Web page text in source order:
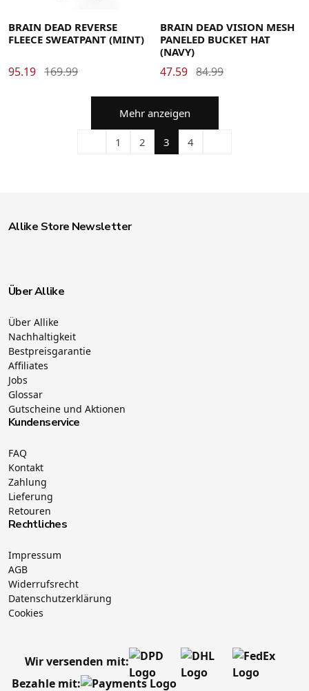
BRAIN DEAD REVERSE
FLEECE SWEATPANT (MINT)
95.19 169.99
BRAIN DEAD VISION MESH
PANELED BUCKET HAT
(NAVY)
47.59 84.99
Mehr anzeigen
1 2 3 4
Allike Store Newsletter
Über Allike
Über Allike
Nachhaltigkeit
Bestpreisgarantie
Affiliates
Jobs
Glossar
Gutscheine und Aktionen
Kundenservice
FAQ
Kontakt
Zahlung
Lieferung
Retouren
Rechtliches
Impressum
AGB
Widerrufsrecht
Datenschutzerklärung
Cookies
Wir versenden mit:
Bezahle mit: